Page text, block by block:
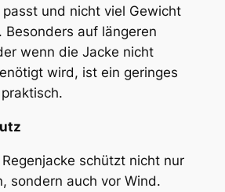
passt und nicht viel Gewicht
Besonders auf längeren
wenn die Jacke nicht
wird, ist ein geringes
schützt nicht nur
sondern auch vor Wind.